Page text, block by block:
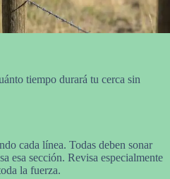
tiempo durará tu cerca sin
cada línea. Todas deben sonar
esa sección. Revisa especialmente
la fuerza.